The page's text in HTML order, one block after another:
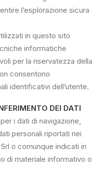
l’esplorazione sicura
in questo sito
informatiche
per la riservatezza della
consentono
identificativi dell’utente.
DEI DATI
i dati di navigazione,
personali riportati nei
o comunque indicati in
di materiale informativo o